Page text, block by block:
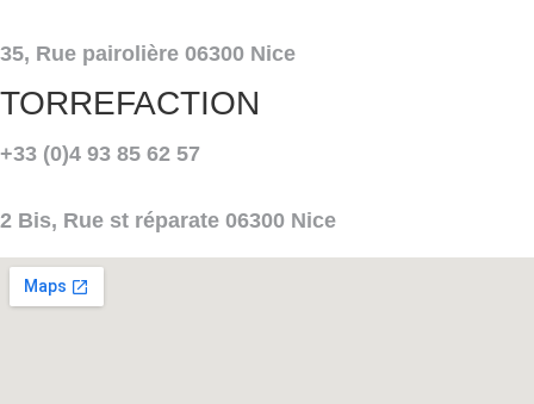
35, Rue pairolière 06300 Nice
TORREFACTION
+33 (0)4 93 85 62 57
2 Bis, Rue st réparate 06300 Nice